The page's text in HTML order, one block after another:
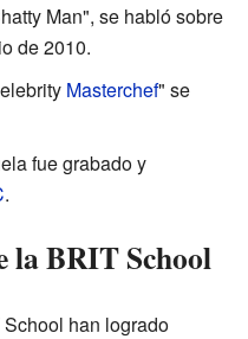
Man", se habló sobre
de 2010.
Masterchef" se
fue grabado y
.
la BRIT School
han logrado